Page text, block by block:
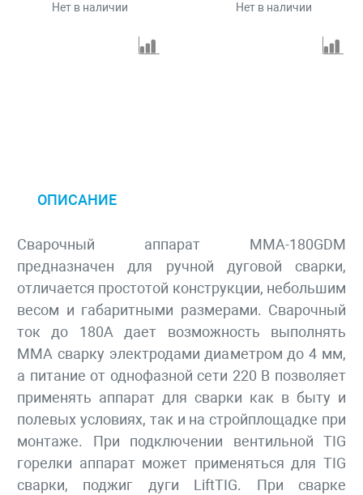
Нет в наличии Нет в наличии
ОПИСАНИЕ
Сварочный аппарат MMA-180GDM
предназначен для ручной дуговой сварки,
отличается простотой конструкции, небольшим
весом и габаритными размерами. Сварочный
ток до 180А дает возможность выполнять
ММА сварку электродами диаметром до 4 мм,
а питание от однофазной сети 220 В позволяет
применять аппарат для сварки как в быту и
полевых условиях, так и на стройплощадке при
монтаже. При подключении вентильной TIG
горелки аппарат может применяться для TIG
сварки, поджиг дуги LiftTIG. При сварке